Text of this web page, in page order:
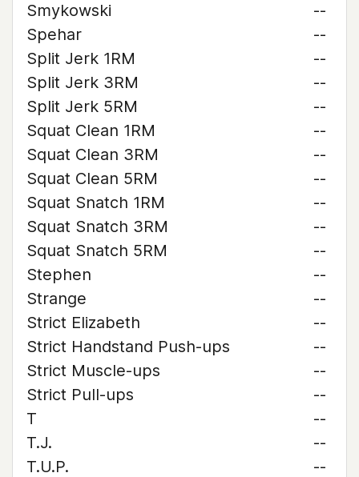
Smykowski
--
Spehar
--
Split Jerk 1RM
--
Split Jerk 3RM
--
Split Jerk 5RM
--
Squat Clean 1RM
--
Squat Clean 3RM
--
Squat Clean 5RM
--
Squat Snatch 1RM
--
Squat Snatch 3RM
--
Squat Snatch 5RM
--
Stephen
--
Strange
--
Strict Elizabeth
--
Strict Handstand Push-ups
--
Strict Muscle-ups
--
Strict Pull-ups
--
T
--
T.J.
--
T.U.P.
--